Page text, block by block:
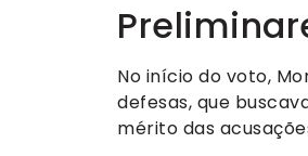
No início do voto,
defesas, que
mérito das